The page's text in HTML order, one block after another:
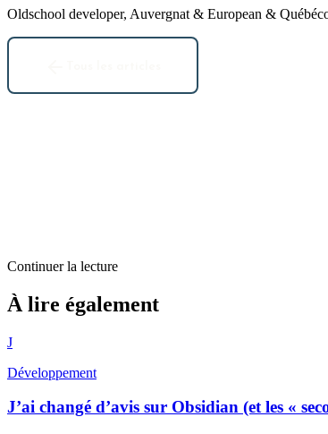
Oldschool developer, Auvergnat & European &
Continuer la lecture
À lire également
J
Développement
J’ai changé d’avis sur Obsidian (et les «